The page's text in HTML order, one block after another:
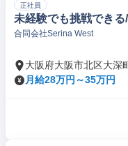
正社員
未経験でも挑戦でき
合同会社Serina West
大阪府大阪市北区大深
月給28万円～35万円